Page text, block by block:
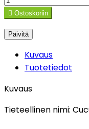
 Ostoskoriin
Kuvaus
Tuotetiedot
Kuvaus
Tieteellinen nimi: